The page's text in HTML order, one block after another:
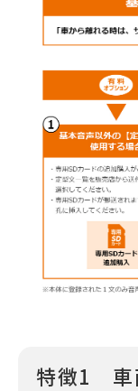
特徴1 車